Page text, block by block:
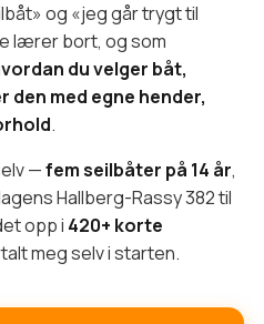
og «jeg går trygt til
lærer bort, og som
du velger båt,
den med egne hender,
.
—fem seilbåter på 14 år,
Hallberg-Rassy 382 til
opp i 420+ korte
meg selv i starten.